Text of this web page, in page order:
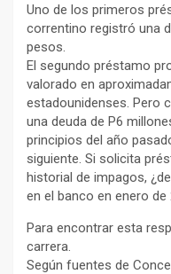
Uno de los primeros
correntino registró una
pesos.
El segundo préstamo
valorado en
estadounidenses. Pero
una deuda de P6
principios del año
siguiente. Si solicita
historial de impagos,
en el banco en enero de
Para encontrar esta
carrera.
Según fuentes de